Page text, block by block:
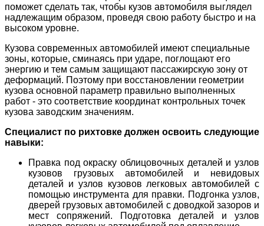
поможет сделать так, чтобы кузов автомобиля выглядел
надлежащим образом, проведя свою работу быстро и на
высоком уровне.
Кузова современных автомобилей имеют специальные
зоны, которые, сминаясь при ударе, поглощают его
энергию и тем самым защищают пассажирскую зону от
деформаций. Поэтому при восстановлении геометрии
кузова основной параметр правильно выполненных
работ - это соответствие координат контрольных точек
кузова заводским значениям.
Специалист по рихтовке должен освоить следующие
навыки:
Правка под окраску облицовочных деталей и узлов
кузовов грузовых автомобилей и невидовых
деталей и узлов кузовов легковых автомобилей с
помощью инструмента для правки. Подгонка узлов,
дверей грузовых автомобилей с доводкой зазоров и
мест сопряжений. Подготовка деталей и узлов